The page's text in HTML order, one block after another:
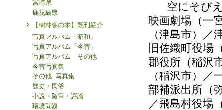
宮崎県
鹿児島県
【樹林舎の本】既刊紹介
写真アルバム「昭和」
写真アルバム「今昔」
写真アルバム その他
今昔写真集
その他 写真集
歴史・民俗
小説・随筆・評論
環境問題
空にそびえる
映画劇場（一
（津島市）／
旧佐織町役場
郡役所（稲沢
（稲沢市）／
部補派出所（
／飛島村役場